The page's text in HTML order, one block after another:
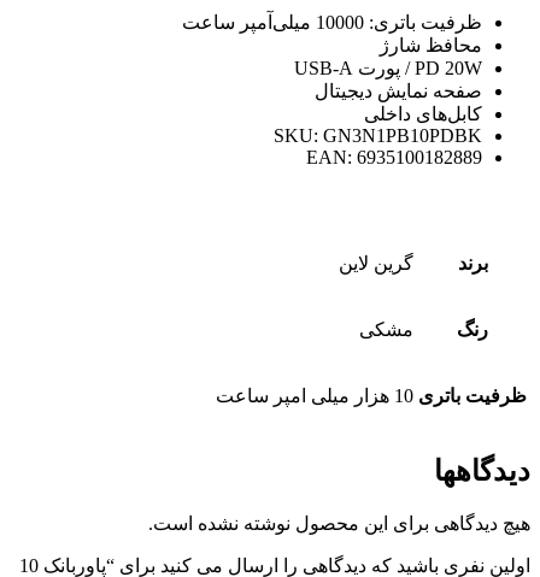
ظرفیت باتری: 10000 میلی‌آمپر ساعت
محافظ شارژ
PD 20W / پورت USB-A
صفحه نمایش دیجیتال
کابل‌های داخلی
SKU: GN3N1PB10PDBK
EAN: 6935100182889
برند گرین لاین
رنگ مشکی
ظرفیت باتری 10 هزار میلی امپر ساعت
دیدگاهها
هیچ دیدگاهی برای این محصول نوشته نشده است.
اولین نفری باشید که دیدگاهی را ارسال می کنید برای “پاوربانک 10